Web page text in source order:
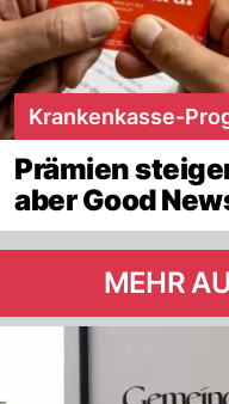
Krankenkasse-
Prämien
aber Good
MEHR